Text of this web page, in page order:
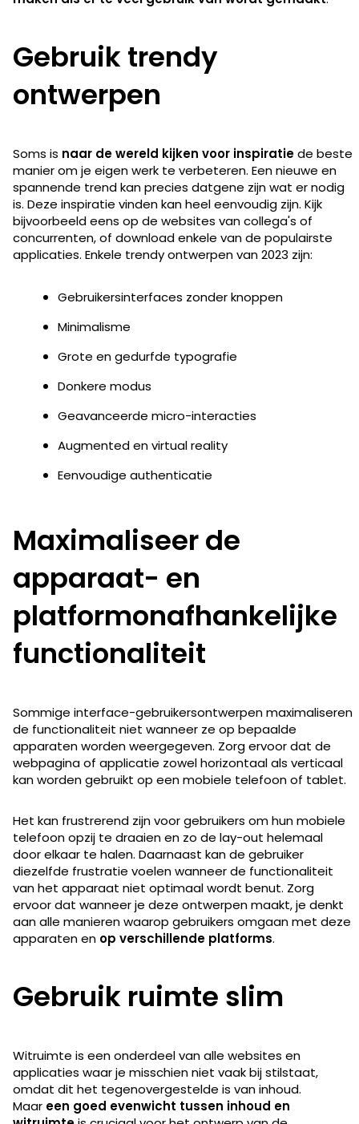
Gebruik trendy
ontwerpen
Soms is naar de wereld kijken voor inspiratiede beste
manier om je eigen werk te verbeteren. Een nieuwe en
spannende trend kan precies datgene zijn wat er nodig
is. Deze inspiratie vinden kan heel eenvoudig zijn. Kijk
bijvoorbeeld eens op de websites van collega's of
concurrenten, of download enkele van de populairste
applicaties. Enkele trendy ontwerpen van 2023 zijn:
Gebruikersinterfaces zonder knoppen
Minimalisme
Grote en gedurfde typografie
Donkere modus
Geavanceerde micro-interacties
Augmented en virtual reality
Eenvoudige authenticatie
Maximaliseer de
apparaat- en
platformonafhankelijke
functionaliteit
Sommige interface-gebruikersontwerpen maximaliseren
de functionaliteit niet wanneer ze op bepaalde
apparaten worden weergegeven. Zorg ervoor dat de
webpagina of applicatie zowel horizontaal als verticaal
kan worden gebruikt op een mobiele telefoon of tablet.
Het kan frustrerend zijn voor gebruikers om hun mobiele
telefoon opzij te draaien en zo de lay-out helemaal
door elkaar te halen. Daarnaast kan de gebruiker
diezelfde frustratie voelen wanneer de functionaliteit
van het apparaat niet optimaal wordt benut. Zorg
ervoor dat wanneer je deze ontwerpen maakt, je denkt
aan alle manieren waarop gebruikers omgaan met deze
apparaten en op verschillende platforms.
Gebruik ruimte slim
Witruimte is een onderdeel van alle websites en
applicaties waar je misschien niet vaak bij stilstaat,
omdat dit het tegenovergestelde is van inhoud.
Maar een goed evenwicht tussen inhoud en